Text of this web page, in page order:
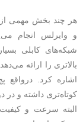
هر چند بخش مهمی از
و وایرلس انجام
شبکه‌های کابلی
بالاتری را ارائه
اشاره کرد.
کوتاه‌تری داشته و
البته سرعت و